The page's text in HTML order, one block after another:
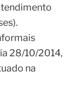
28/10/2014,
na